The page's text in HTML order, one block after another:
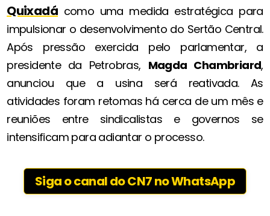
Quixadá como uma medida estratégica para
impulsionar o desenvolvimento do Sertão Central.
Após pressão exercida pelo parlamentar, a
presidente da Petrobras, Magda Chambriard,
anunciou que a usina será reativada. As
atividades foram retomas há cerca de um mês e
reuniões entre sindicalistas e governos se
intensificam para adiantar o processo.
Siga o canal do CN7 no WhatsApp